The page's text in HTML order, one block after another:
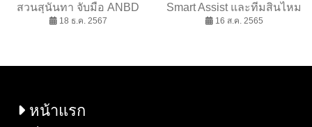
สวนสุนันทา จับมือ ANBD
เปิดนิทรรศการศิลปะ
18 ธ.ค. 2567
Smart Assist และทีมสินไหม
ทดแทนลงพื้นที่เชิงรุกช่วย
16 ส.ค. 2565
หน้าแรก